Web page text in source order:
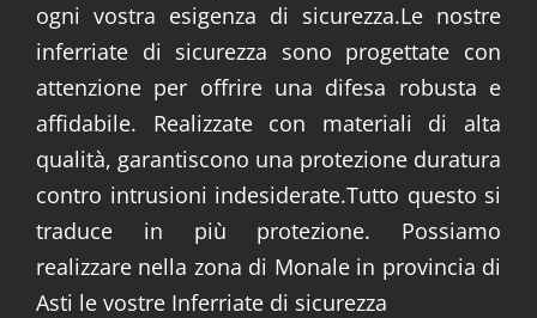
ogni vostra esigenza di sicurezza.Le nostre
inferriate di sicurezza sono progettate con
attenzione per offrire una difesa robusta e
affidabile. Realizzate con materiali di alta
qualità, garantiscono una protezione duratura
contro intrusioni indesiderate.Tutto questo si
traduce in più protezione. Possiamo
realizzare nella zona di Monale in provincia di
Asti le vostre Inferriate di sicurezza